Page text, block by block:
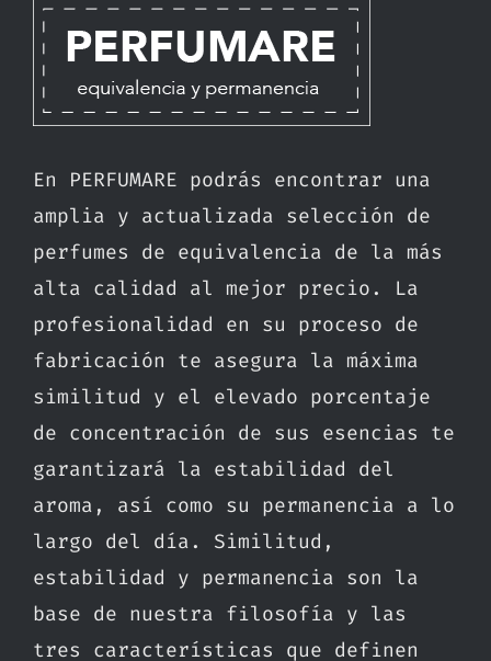
En PERFUMARE podrás encontrar una
amplia y actualizada selección de
perfumes de equivalencia de la más
alta calidad al mejor precio. La
profesionalidad en su proceso de
fabricación te asegura la máxima
similitud y el elevado porcentaje
de concentración de sus esencias te
garantizará la estabilidad del
aroma, así como su permanencia a lo
largo del día. Similitud,
estabilidad y permanencia son la
base de nuestra filosofía y las
tres características que definen